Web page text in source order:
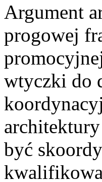
Argument
progowej
wtyczki do
być